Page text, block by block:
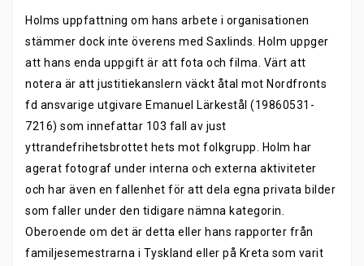
Holms uppfattning om hans arbete i organisationen
stämmer dock inte överens med Saxlinds. Holm uppger
att hans enda uppgift är att fota och filma. Värt att
notera är att justitiekanslern väckt åtal mot Nordfronts
fd ansvarige utgivare Emanuel Lärkestål (19860531-
7216) som innefattar 103 fall av just
yttrandefrihetsbrottet hets mot folkgrupp. Holm har
agerat fotograf under interna och externa aktiviteter
och har även en fallenhet för att dela egna privata bilder
som faller under den tidigare nämna kategorin.
Oberoende om det är detta eller hans rapporter från
familjesemestrarna i Tyskland eller på Kreta som varit